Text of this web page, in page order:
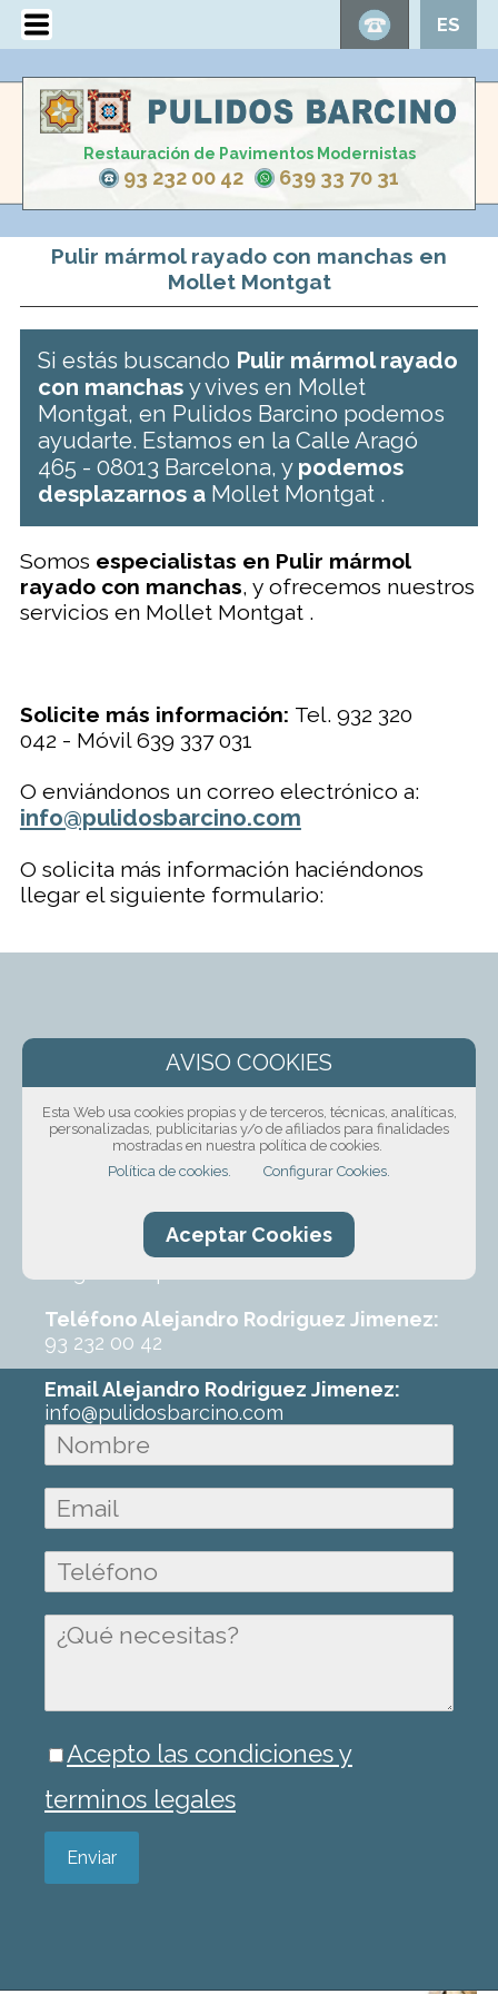
ES
Restauración de Pavimentos Modernistas
93 232 00 42 639 33 70 31
Pulir mármol rayado con manchas en
Mollet Montgat
Si estás buscando Pulir mármol rayado
con manchasy vives en Mollet
Montgat, en Pulidos Barcino podemos
ayudarte. Estamos en la Calle Aragó
465 - 08013 Barcelona, y podemos
desplazarnos a Mollet Montgat .
Somos especialistas en Pulir mármol
rayado con manchas, y ofrecemos nuestros
servicios en Mollet Montgat .
Solicite más información: Tel. 932 320
042 - Móvil 639 337 031
O enviándonos un correo electrónico a:
info@pulidosbarcino.com
O solicita más información haciéndonos
llegar el siguiente formulario:
¡Solicita presupuesto
sin compromiso!
Ponte en contacto con nosotros mediante
nuestro formulario, por teléfono o correo
sobre el trabajo que requeres podremos
ofrecerte un primer presupuesto sin
Teléfono Alejandro Rodriguez Jimenez:
93 232 00 42
Email Alejandro Rodriguez Jimenez:
info@pulidosbarcino.com
Acepto las condiciones y
terminos legales
Enviar
Esta Web usa cookies propias y de terceros, técnicas, analíticas,
personalizadas, publicitarias y/o de afiliados para finalidades
mostradas en nuestra política de cookies.
Política de cookies.
Configurar Cookies.
Aceptar Cookies